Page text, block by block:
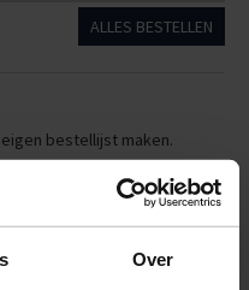
Over
ALLES BESTELLEN
bestellijst maken.
en snel producten
kunt u terugvinden in uw
administratie!